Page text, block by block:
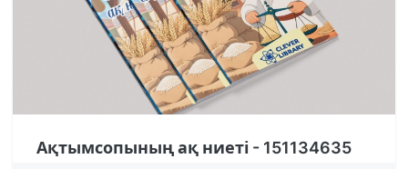
Ақтымсопының ақ ниеті - 151134635